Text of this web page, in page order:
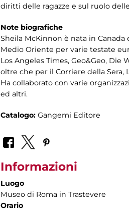
diritti delle ragazze e sul ruolo
Note biografiche
Sheila McKinnon è nata in
Medio Oriente per varie testate
Los Angeles Times, Geo&Geo, Die
oltre che per il Corriere della Sera,
Ha collaborato con varie
ed altri.
Catalogo: Gangemi Editore
Informazioni
Luogo
Museo di Roma in Trastevere
Orario